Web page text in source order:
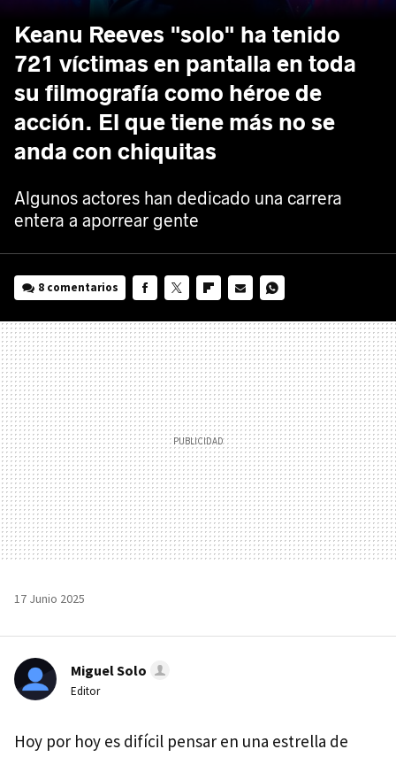
Keanu Reeves "solo" ha tenido
721 víctimas en pantalla en toda
su filmografía como héroe de
acción. El que tiene más no se
anda con chiquitas
Algunos actores han dedicado una carrera
entera a aporrear gente
8 comentarios
MAIL
17 Junio 2025
Miguel Solo
Editor
Hoy por hoy es difícil pensar en una estrella de